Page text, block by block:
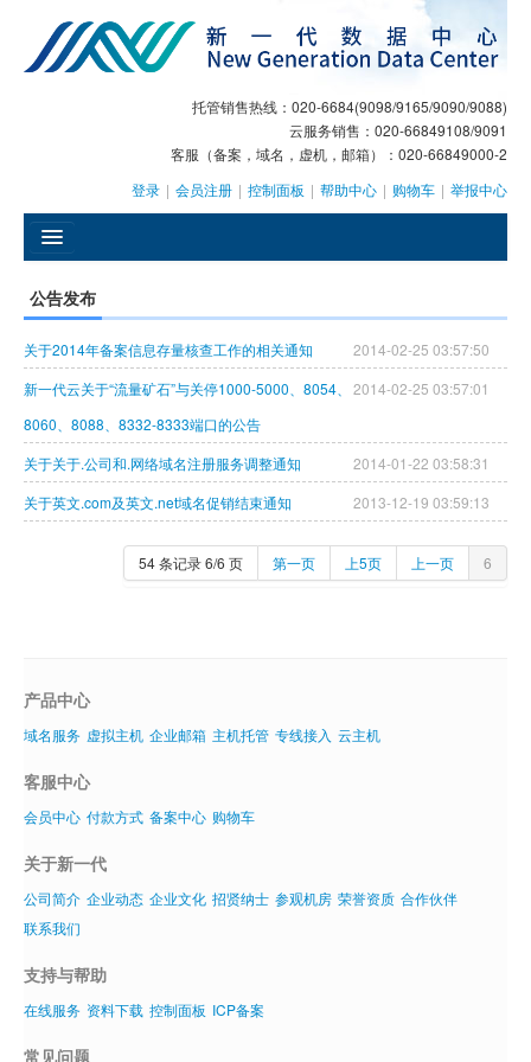
托管销售热线：020-6684(9098/9165/9090/9088)
云服务销售：020-66849108/9091
客服（备案，域名，虚机，邮箱）：020-66849000-2
登录 | 会员注册 | 控制面板 | 帮助中心 | 购物车 | 举报中心
GEO
AI客服
大模型服务
主机托管
域名注册
云主机
公告发布
2014-02-25 03:57:50
关于2014年备案信息存量核查工作的相关通知
2014-02-25 03:57:01
新一代云关于“流量矿石”与关停1000-5000、8054、
8060、8088、8332-8333端口的公告
2014-01-22 03:58:31
关于关于.公司和.网络域名注册服务调整通知
2013-12-19 03:59:13
关于英文.com及英文.net域名促销结束通知
54 条记录 6/6 页 第一页 上5页 上一页 6
产品中心
域名服务 虚拟主机 企业邮箱 主机托管 专线接入 云主机
客服中心
会员中心 付款方式 备案中心 购物车
关于新一代
公司简介 企业动态 企业文化 招贤纳士 参观机房 荣誉资质 合作伙伴
联系我们
支持与帮助
在线服务 资料下载 控制面板 ICP备案
常见问题